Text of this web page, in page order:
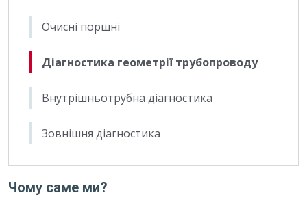
Очисні поршні
Діагностика геометрії трубопроводу
Внутрішньотрубна діагностика
Зовнішня діагностика
Чому саме ми?